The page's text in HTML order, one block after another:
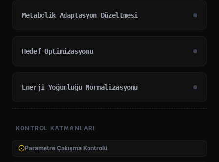
Metabolik Adaptasyon Düzeltmesi
Hedef Optimizasyonu
Enerji Yoğunluğu Normalizasyonu
KONTROL KATMANLARI
Parametre Çakışma Kontrolü